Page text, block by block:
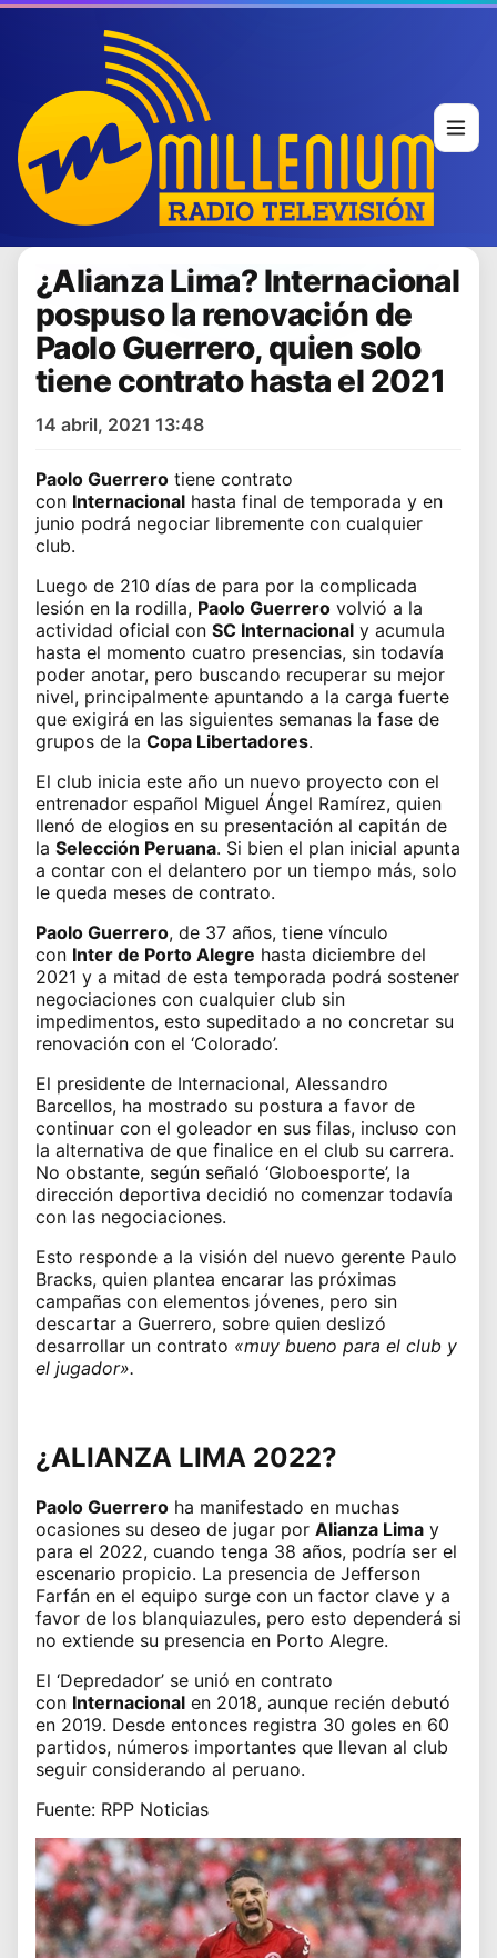
¿Alianza Lima? Internacional
pospuso la renovación de
Paolo Guerrero, quien solo
tiene contrato hasta el 2021
14 abril, 2021 13:48
Paolo Guerrero tiene contrato
con Internacional hasta final de temporada y en
junio podrá negociar libremente con cualquier
club.
Luego de 210 días de para por la complicada
lesión en la rodilla, Paolo Guerrero volvió a la
actividad oficial con SC Internacional y acumula
hasta el momento cuatro presencias, sin todavía
poder anotar, pero buscando recuperar su mejor
nivel, principalmente apuntando a la carga fuerte
que exigirá en las siguientes semanas la fase de
grupos de la Copa Libertadores.
El club inicia este año un nuevo proyecto con el
entrenador español Miguel Ángel Ramírez, quien
llenó de elogios en su presentación al capitán de
la Selección Peruana. Si bien el plan inicial apunta
a contar con el delantero por un tiempo más, solo
le queda meses de contrato.
Paolo Guerrero, de 37 años, tiene vínculo
con Inter de Porto Alegre hasta diciembre del
2021 y a mitad de esta temporada podrá sostener
negociaciones con cualquier club sin
impedimentos, esto supeditado a no concretar su
renovación con el ‘Colorado’.
El presidente de Internacional, Alessandro
Barcellos, ha mostrado su postura a favor de
continuar con el goleador en sus filas, incluso con
la alternativa de que finalice en el club su carrera.
No obstante, según señaló ‘Globoesporte’, la
dirección deportiva decidió no comenzar todavía
con las negociaciones.
Esto responde a la visión del nuevo gerente Paulo
Bracks, quien plantea encarar las próximas
campañas con elementos jóvenes, pero sin
descartar a Guerrero, sobre quien deslizó
desarrollar un contrato «muy bueno para el club y
el jugador».
¿ALIANZA LIMA 2022?
Paolo Guerrero ha manifestado en muchas
ocasiones su deseo de jugar por Alianza Lima y
para el 2022, cuando tenga 38 años, podría ser el
escenario propicio. La presencia de Jefferson
Farfán en el equipo surge con un factor clave y a
favor de los blanquiazules, pero esto dependerá si
no extiende su presencia en Porto Alegre.
El ‘Depredador’ se unió en contrato
con Internacional en 2018, aunque recién debutó
en 2019. Desde entonces registra 30 goles en 60
partidos, números importantes que llevan al club
seguir considerando al peruano.
Fuente: RPP Noticias